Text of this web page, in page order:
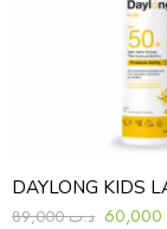
د.ت89,000